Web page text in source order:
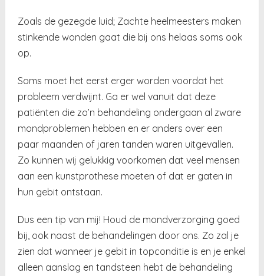
Zoals de gezegde luid; Zachte heelmeesters maken
stinkende wonden gaat die bij ons helaas soms ook
op.
Soms moet het eerst erger worden voordat het
probleem verdwijnt. Ga er wel vanuit dat deze
patiënten die zo’n behandeling ondergaan al zware
mondproblemen hebben en er anders over een
paar maanden of jaren tanden waren uitgevallen.
Zo kunnen wij gelukkig voorkomen dat veel mensen
aan een kunstprothese moeten of dat er gaten in
hun gebit ontstaan.
Dus een tip van mij! Houd de mondverzorging goed
bij, ook naast de behandelingen door ons. Zo zal je
zien dat wanneer je gebit in topconditie is en je enkel
alleen aanslag en tandsteen hebt de behandeling